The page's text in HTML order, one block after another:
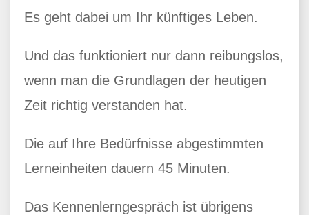
Es geht dabei um Ihr künftiges Leben.
Und das funktioniert nur dann reibungslos,
wenn man die Grundlagen der heutigen
Zeit richtig verstanden hat.
Die auf Ihre Bedürfnisse abgestimmten
Lerneinheiten dauern 45 Minuten.
Das Kennenlerngespräch ist übrigens